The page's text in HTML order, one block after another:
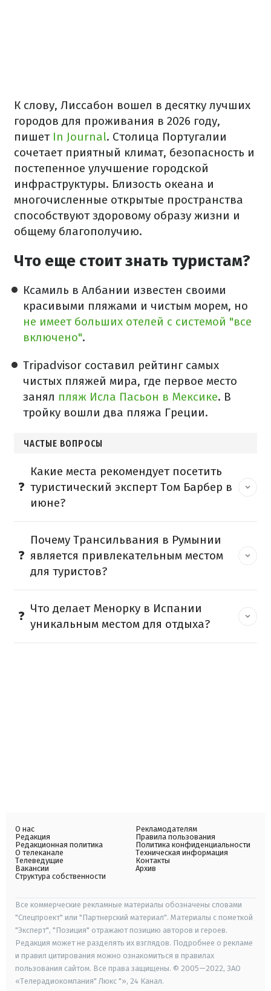
К слову, Лиссабон вошел в десятку лучших
городов для проживания в 2026 году,
пишет In Journal. Столица Португалии
сочетает приятный климат, безопасность и
постепенное улучшение городской
инфраструктуры. Близость океана и
многочисленные открытые пространства
способствуют здоровому образу жизни и
общему благополучию.
Что еще стоит знать туристам?
Ксамиль в Албании известен своими
красивыми пляжами и чистым морем, но
не имеет больших отелей с системой "все
включено".
Tripadvisor составил рейтинг самых
чистых пляжей мира, где первое место
занял пляж Исла Пасьон в Мексике. В
тройку вошли два пляжа Греции.
ЧАСТЫЕ ВОПРОСЫ
Какие места рекомендует посетить
туристический эксперт Том Барбер в
июне?
Почему Трансильвания в Румынии
является привлекательным местом
для туристов?
Что делает Менорку в Испании
уникальным местом для отдыха?
О нас
Редакция
Редакционная политика
О телеканале
Телеведущие
Вакансии
Структура собственности
Рекламодателям
Правила пользования
Политика конфиденциальности
Техническая информация
Контакты
Архив
Все коммерческие рекламные материалы обозначены словами
"Спецпроект" или "Партнерский материал". Материалы с пометкой
"Эксперт", "Позиция" отражают позицию авторов и героев.
Редакция может не разделять их взглядов. Подробнее о рекламе
и правил цитирования можно ознакомиться в правилах
пользования сайтом. Все права защищены. © 2005—2022, ЗАО
«Телерадиокомпания" Люкс "», 24 Канал.